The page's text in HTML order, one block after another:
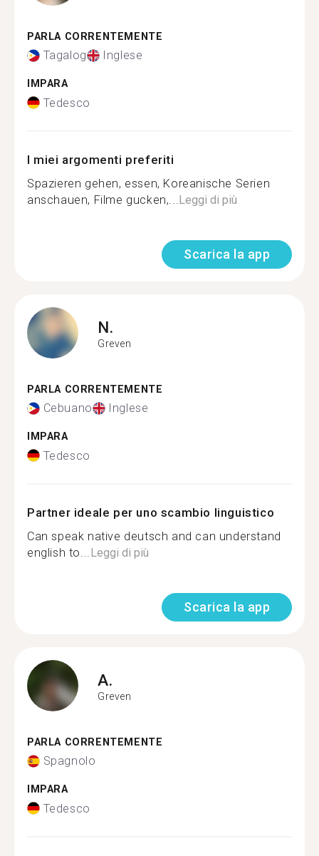
PARLA CORRENTEMENTE
Tagalog Inglese
IMPARA
Tedesco
I miei argomenti preferiti
Spazieren gehen, essen, Koreanische Serien
anschauen, Filme gucken,... Leggi di più
Scarica la app
N.
Greven
PARLA CORRENTEMENTE
Cebuano Inglese
IMPARA
Tedesco
Partner ideale per uno scambio linguistico
Can speak native deutsch and can understand
english to... Leggi di più
Scarica la app
A.
Greven
PARLA CORRENTEMENTE
Spagnolo
IMPARA
Tedesco